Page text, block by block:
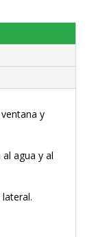
y
agua y al